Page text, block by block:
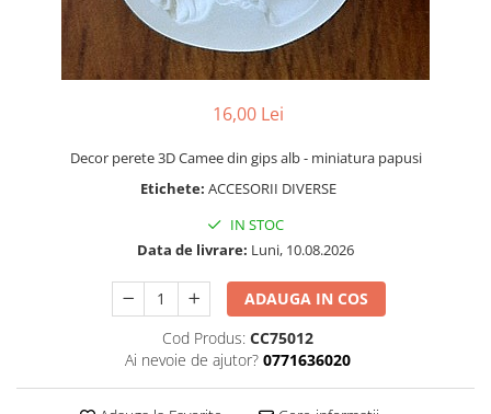
Living miniatural
Seturi mobilier miniatural
Materiale miniaturale si DIY
Pardoseli si textile miniaturale
Decoratiuni miniaturale
Decor interior miniatural
Plante si Flori miniaturale
Miniaturi alimentare
16,00 Lei
Decor perete 3D Camee din gips alb - miniatura papusi
Etichete: ACCESORII DIVERSE
IN STOC
Data de livrare: Luni, 10.08.2026
ADAUGA IN COS
Cod Produs: CC75012
Ai nevoie de ajutor? 0771636020